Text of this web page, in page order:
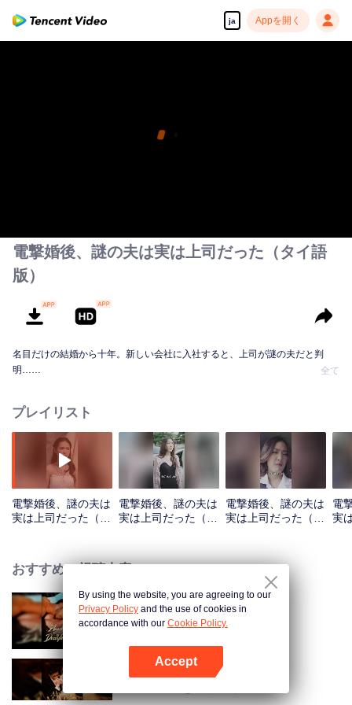
ja Appを開く
電撃婚後、謎の夫は実は上司だった（タイ語
版）
名目だけの結婚から十年。新しい会社に入社すると、上司が謎の夫だと判
明……
全て
プレイリスト
電撃婚後、謎の夫は
実は上司だった（タ
電撃婚後、謎の夫は
実は上司だった（タ
電撃婚後、謎の夫は
実は上司だった（タ
電
実
おすすめの視聴内容
行方不明の妻に縛られて
By using the website, you are agreeing to our
Privacy Policy and the use of cookies in
accordance with our Cookie Policy.
Accept